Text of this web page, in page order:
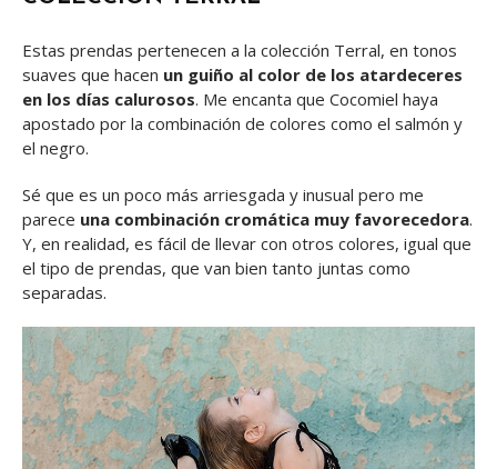
Estas prendas pertenecen a la colección Terral, en tonos
suaves que hacen un guiño al color de los atardeceres
en los días calurosos. Me encanta que Cocomiel haya
apostado por la combinación de colores como el salmón y
el negro.
Sé que es un poco más arriesgada y inusual pero me
parece una combinación cromática muy favorecedora.
Y, en realidad, es fácil de llevar con otros colores, igual que
el tipo de prendas, que van bien tanto juntas como
separadas.